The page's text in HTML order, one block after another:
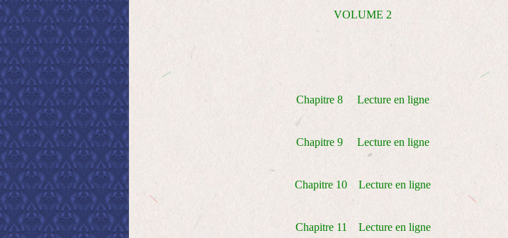
VOLUME 2
Chapitre 8 Lecture en ligne
Chapitre 9 Lecture en ligne
Chapitre 10 Lecture en ligne
Chapitre 11 Lecture en ligne